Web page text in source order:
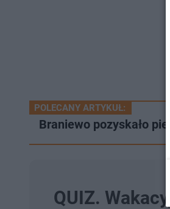
POLECANY ARTYKUŁ:
Braniewo pozyskało
QUIZ.